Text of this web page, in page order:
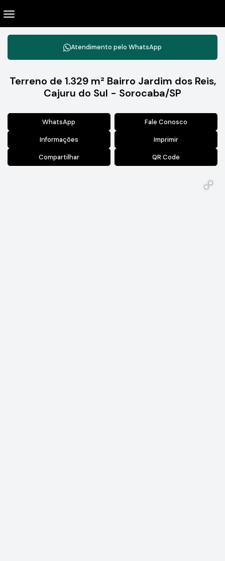
Atendimento pelo WhatsApp
Terreno de 1.329 m² Bairro Jardim dos Reis,
Cajuru do Sul - Sorocaba/SP
WhatsApp Fale Conosco
Informações Imprimir
Compartilhar QR Code